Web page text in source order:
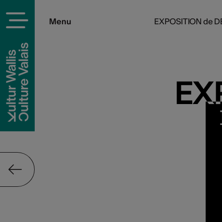
Menu EXPOSITION de